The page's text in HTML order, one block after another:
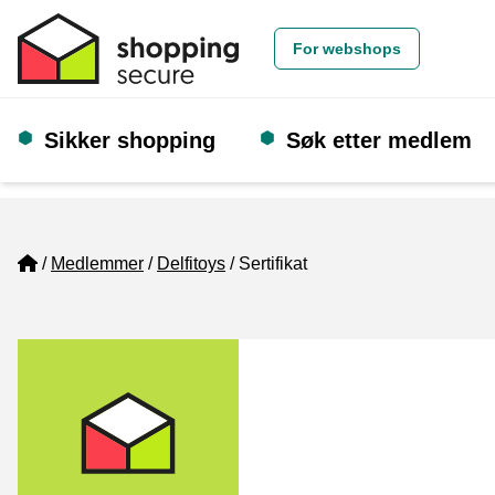
For webshops
Sikker shopping Søk etter medlem
Home
Medlemmer Delfitoys Sertifikat